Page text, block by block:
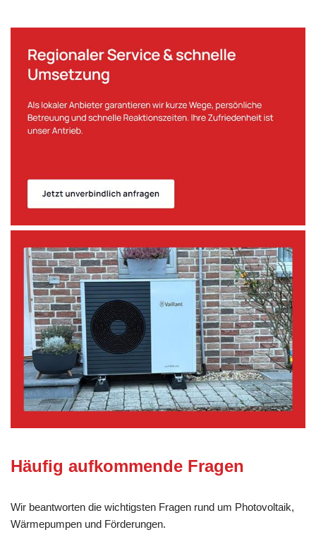
Häufig aufkommende Fragen
Wir beantworten die wichtigsten Fragen rund um Photovoltaik,
Wärmepumpen und Förderungen.